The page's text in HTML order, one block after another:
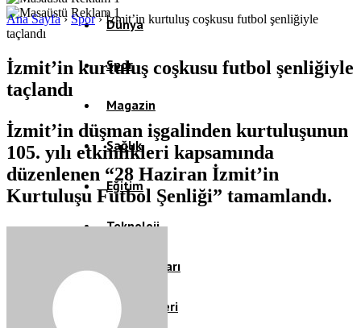
Dünya
Spor
Magazin
Sağlık
Eğitim
Teknoloji
Köşe Yazıları
Video Galeri
Ana Sayfa› Spor›İzmit’in kurtuluş coşkusu futbol şenliğiyle
taçlandı
İzmit’in kurtuluş coşkusu futbol şenliğiyle
taçlandı
İzmit’in düşman işgalinden kurtuluşunun
105. yılı etkinlikleri kapsamında
düzenlenen “28 Haziran İzmit’in
Kurtuluşu Futbol Şenliği” tamamlandı.